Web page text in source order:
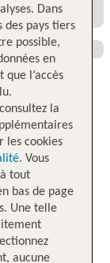
Dans
des pays tiers
possible,
en
que l’accès
la
les cookies
Vous
tout
bas de page
Une telle
aucune